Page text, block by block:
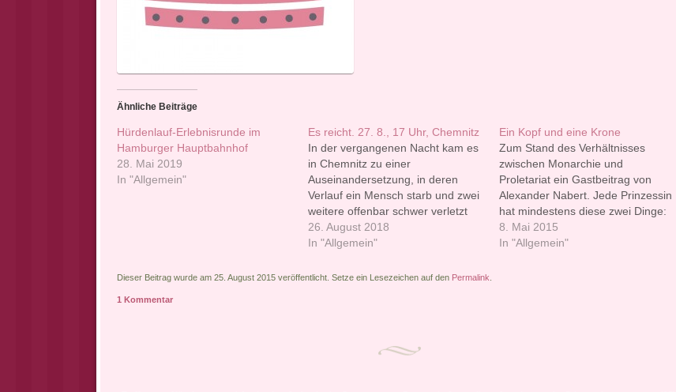
Ähnliche Beiträge
Hürdenlauf-Erlebnisrunde im
Hamburger Hauptbahnhof
28. Mai 2019
In "Allgemein"
Es reicht. 27. 8., 17 Uhr, Chemnitz
In der vergangenen Nacht kam es
in Chemnitz zu einer
Auseinandersetzung, in deren
Verlauf ein Mensch starb und zwei
weitere offenbar schwer verletzt
wurden. Hintergründe des
Geschehens, also was genau
kommen konnte, liegen noch im
26. August 2018
In "Allgemein"
Ein Kopf und eine Krone
Zum Stand des Verhältnisses
zwischen Monarchie und
Proletariat ein Gastbeitrag von
Alexander Nabert. Jede Prinzessin
hat mindestens diese zwei Dinge:
Einen Kopf und eine royale und
kostbare Kopfzierde, etwa eine
8. Mai 2015
In "Allgemein"
Dieser Beitrag wurde am 25. August 2015 veröffentlicht. Setze ein Lesezeichen auf den Permalink
1 Kommentar